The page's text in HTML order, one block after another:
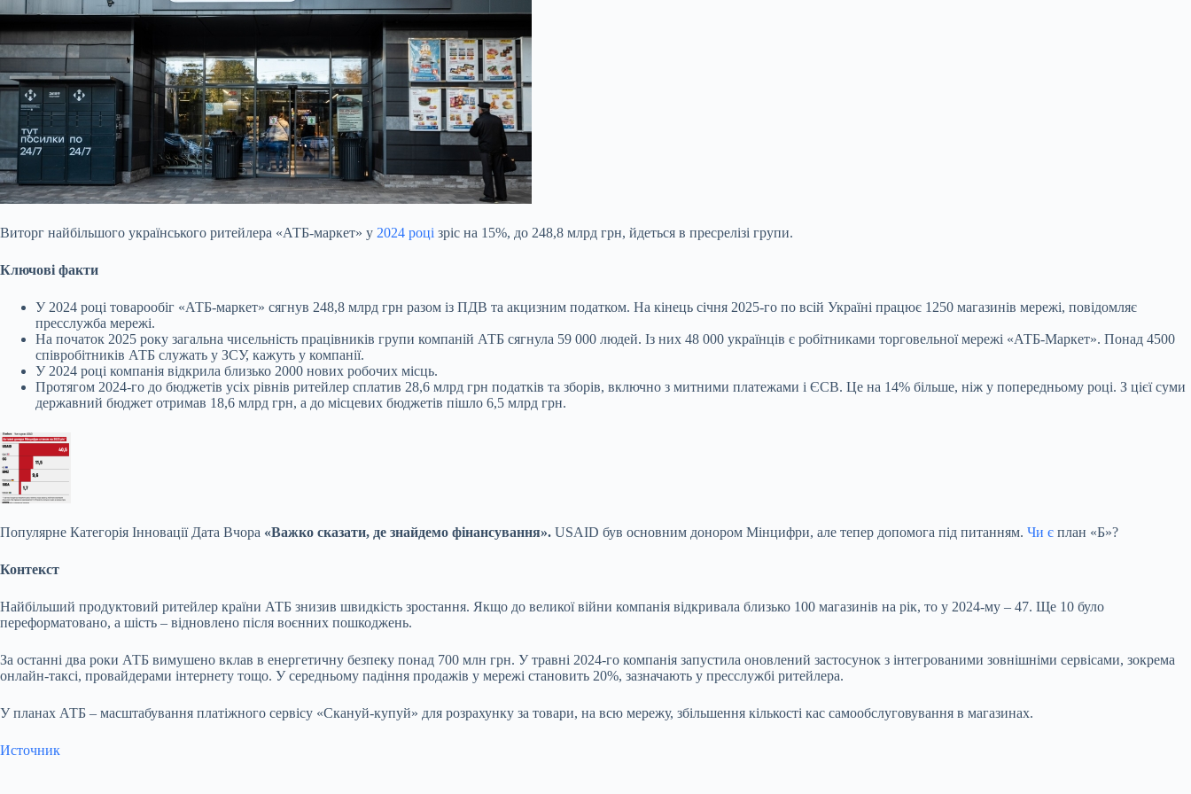
Виторг найбільшого українського ритейлера «АТБ-маркет» у 2024 році зріс на 15%, до 248,8 млрд грн, йдеться в пресрелізі групи.
Ключові факти
У 2024 році товарообіг «АТБ-маркет» сягнув 248,8 млрд грн разом із ПДВ та акцизним податком. На кінець січня 2025-го по всій Україні працює 1250 магазинів мережі, повідомляє
пресслужба мережі.
На початок 2025 року загальна чисельність працівників групи компаній АТБ сягнула 59 000 людей. Із них 48 000 українців є робітниками торговельної мережі «АТБ-Маркет». Понад 4500
співробітників АТБ служать у ЗСУ, кажуть у компанії.
У 2024 році компанія відкрила близько 2000 нових робочих місць.
Протягом 2024-го до бюджетів усіх рівнів ритейлер сплатив 28,6 млрд грн податків та зборів, включно з митними платежами і ЄСВ. Це на 14% більше, ніж у попередньому році. З цієї суми
державний бюджет отримав 18,6 млрд грн, а до місцевих бюджетів пішло 6,5 млрд грн.
Популярне Категорія Інновації Дата Вчора «Важко сказати, де знайдемо фінансування». USAID був основним донором Мінцифри, але тепер допомога під питанням. Чи є план «Б»?
Контекст
Найбільший продуктовий ритейлер країни АТБ знизив швидкість зростання. Якщо до великої війни компанія відкривала близько 100 магазинів на рік, то у 2024-му – 47. Ще 10 було
переформатовано, а шість – відновлено після воєнних пошкоджень.
За останні два роки АТБ вимушено вклав в енергетичну безпеку понад 700 млн грн. У травні 2024-го компанія запустила оновлений застосунок з інтегрованими зовнішніми сервісами, зокрема
онлайн-таксі, провайдерами інтернету тощо. У середньому падіння продажів у мережі становить 20%, зазначають у пресслужбі ритейлера.
У планах АТБ – масштабування платіжного сервісу «Скануй-купуй» для розрахунку за товари, на всю мережу, збільшення кількості кас самообслуговування в магазинах.
Источник